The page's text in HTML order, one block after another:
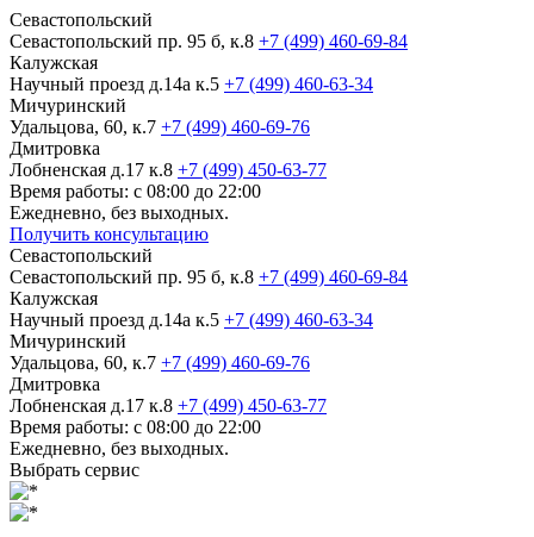
Севастопольский
Севастопольский пр. 95 б, к.8 +7 (499) 460-69-84
Калужская
Научный проезд д.14а к.5 +7 (499) 460-63-34
Мичуринский
Удальцова, 60, к.7 +7 (499) 460-69-76
Дмитровка
Лобненская д.17 к.8 +7 (499) 450-63-77
Время работы: с 08:00 до 22:00
Ежедневно, без выходных.
Получить консультацию
Севастопольский
Севастопольский пр. 95 б, к.8 +7 (499) 460-69-84
Калужская
Научный проезд д.14а к.5 +7 (499) 460-63-34
Мичуринский
Удальцова, 60, к.7 +7 (499) 460-69-76
Дмитровка
Лобненская д.17 к.8 +7 (499) 450-63-77
Время работы: с 08:00 до 22:00
Ежедневно, без выходных.
Выбрать сервис